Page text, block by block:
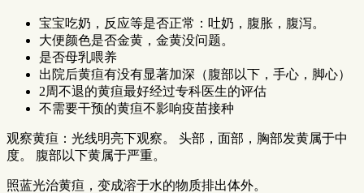
宝宝吃奶，反应等是否正常：吐奶，腹胀，腹泻。
大便颜色是否金黄，金黄没问题。
是否母乳喂养
出院后黄疸有没有显著加深（腹部以下，手心，脚心）
2周不退的黄疸最好经过专科医生的评估
不需要干预的黄疸不影响疫苗接种
观察黄疸：光线明亮下观察。 头部，面部，胸部发黄属于中
度。 腹部以下黄属于严重。
照蓝光治黄疸，变成溶于水的物质排出体外。